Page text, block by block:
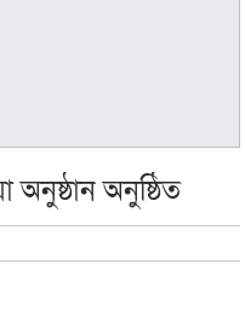
অনুষ্ঠান অনুষ্ঠিত